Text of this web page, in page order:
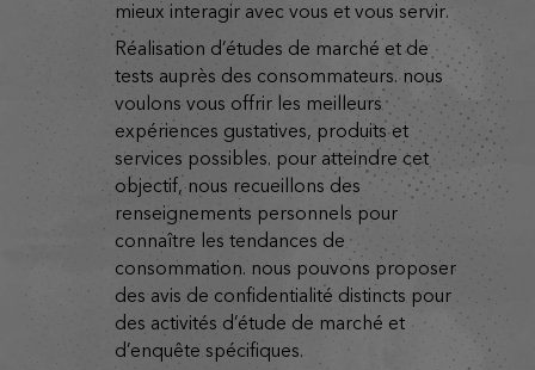
mieux interagir avec vous et vous servir.
réalisation d’études de marché et de
tests auprès des consommateurs. nous
voulons vous offrir les meilleurs
expériences gustatives, produits et
services possibles. pour atteindre cet
objectif, nous recueillons des
renseignements personnels pour
connaître les tendances de
consommation. nous pouvons proposer
des avis de confidentialité distincts pour
des activités d’étude de marché et
d’enquête spécifiques.